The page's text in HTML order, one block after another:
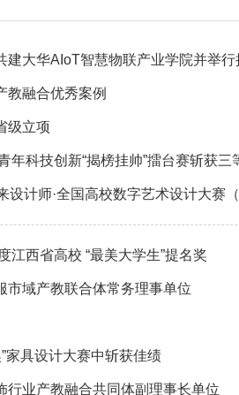
建大华AIoT智慧物联产业学院并举行
教融合优秀案例
级立项
年科技创新“揭榜挂帅”擂台赛斩获三
设计师·全国高校数字艺术设计大赛
江西省高校 “最美大学生”提名奖
市域产教联合体常务理事单位
家具设计大赛中斩获佳绩
行业产教融合共同体副理事长单位